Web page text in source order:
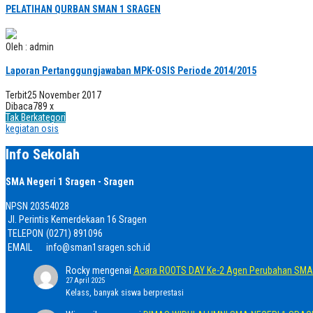
PELATIHAN QURBAN SMAN 1 SRAGEN
Oleh : admin
Laporan Pertanggungjawaban MPK-OSIS Periode 2014/2015
Terbit25 November 2017
Dibaca789 x
Tak Berkategori
kegiatan osis
Info Sekolah
SMA Negeri 1 Sragen - Sragen
NPSN 20354028
Jl. Perintis Kemerdekaan 16 Sragen
TELEPON (0271) 891096
EMAIL
info@sman1sragen.sch.id
Rockymengenai Acara ROOTS DAY Ke-2 Agen Perubahan
27 April 2025
Kelass, banyak siswa berprestasi